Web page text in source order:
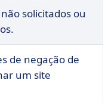
solicitados ou
de negação de
um site